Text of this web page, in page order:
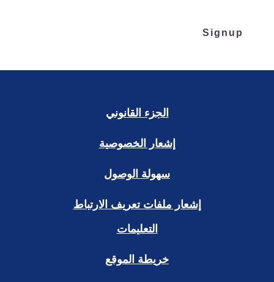
Signup
الجزء القانوني
إشعار الخصوصية
سهولة الوصول
إشعار ملفات تعريف الارتباط
التعليمات
خريطة الموقع